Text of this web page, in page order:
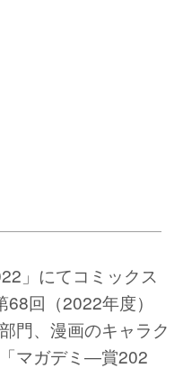
」にてコミックス
回（2022年度）
門、漫画のキャラク
マガデミ―賞202